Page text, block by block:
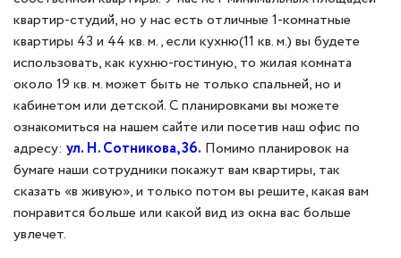
квартир-студий, но у нас есть отличные 1-комнатные
квартиры 43 и 44 кв. м., если кухню(11 кв. м.) вы будете
использовать, как кухню-гостиную, то жилая комната
около 19 кв. м. может быть не только спальней, но и
кабинетом или детской. С планировками вы можете
ознакомиться на нашем сайте или посетив наш офис по
адресу: ул. Н. Сотникова, 36. Помимо планировок на
бумаге наши сотрудники покажут вам квартиры, так
сказать «в живую», и только потом вы решите, какая вам
понравится больше или какой вид из окна вас больше
увлечет.